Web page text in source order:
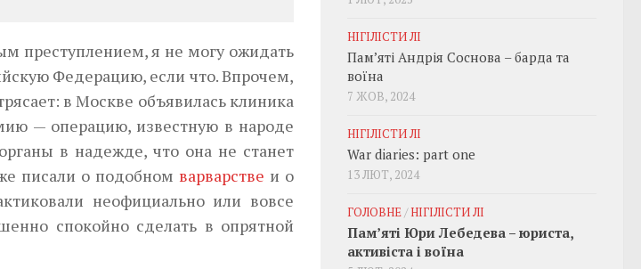
преступлением, я не могу ожидать
Федерацию, если что. Впрочем,
в Москве объявилась клиника
— операцию, известную в народе
в надежде, что она не станет
писали о подобном варварстве и о
неофициально или вовсе
спокойно сделать в опрятной
НІГІЛІСТИ ЛІ
Пам’яті Андрія Соснова – барда та
воїна
7 ЖОВ, 2024
НІГІЛІСТИ ЛІ
War diaries: part one
13 ЛЮТ, 2024
ГОЛОВНЕ/НІГІЛІСТИ ЛІ
Пам’яті Юри Лебедева – юриста,
активіста і воїна